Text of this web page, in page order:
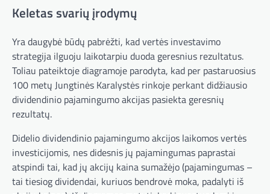
Keletas svarių įrodymų
Yra daugybė būdų pabrėžti, kad vertės investavimo
strategija ilguoju laikotarpiu duoda geresnius rezultatus.
Toliau pateiktoje diagramoje parodyta, kad per pastaruosius
100 metų Jungtinės Karalystės rinkoje perkant didžiausio
dividendinio pajamingumo akcijas pasiekta geresnių
rezultatų.
Didelio dividendinio pajamingumo akcijos laikomos vertės
investicijomis, nes didesnis jų pajamingumas paprastai
atspindi tai, kad jų akcijų kaina sumažėjo (pajamingumas –
tai tiesiog dividendai, kuriuos bendrovė moka, padalyti iš